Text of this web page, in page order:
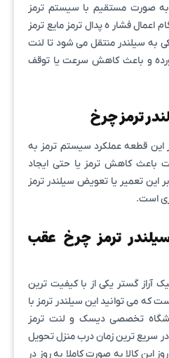
صورت مستقیم با سیستم ترمز
اعمال فشار ه پدال ترمز مایع ترمز
به سیلندر منتقل می شود تا لنت
و باعث کاهش سرعت یا توقف
ترمز چرخ
قطعه عملکرد سیستم ترمز به
باعث کاهش ترمز یا حتی ایجاد
این تعمیر یا تعویض سیلندر ترمز
است.
ترمز چرخ عقب
آراز گستر یکی از با کیفیت ترین
که می توانید این سیلندر ترمز با
تخصصی دیسک و لنت ترمز
سریع ترین زمان درب منزل تحویل
این کالا به صورت کاملا به روز در